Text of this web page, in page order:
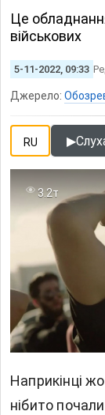
Це
військових
5-11-2022, 09:33
Джерело:
RU ▶
3.2т
Наприкінці
нібито